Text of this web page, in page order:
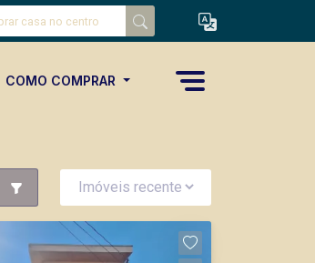
COMO COMPRAR